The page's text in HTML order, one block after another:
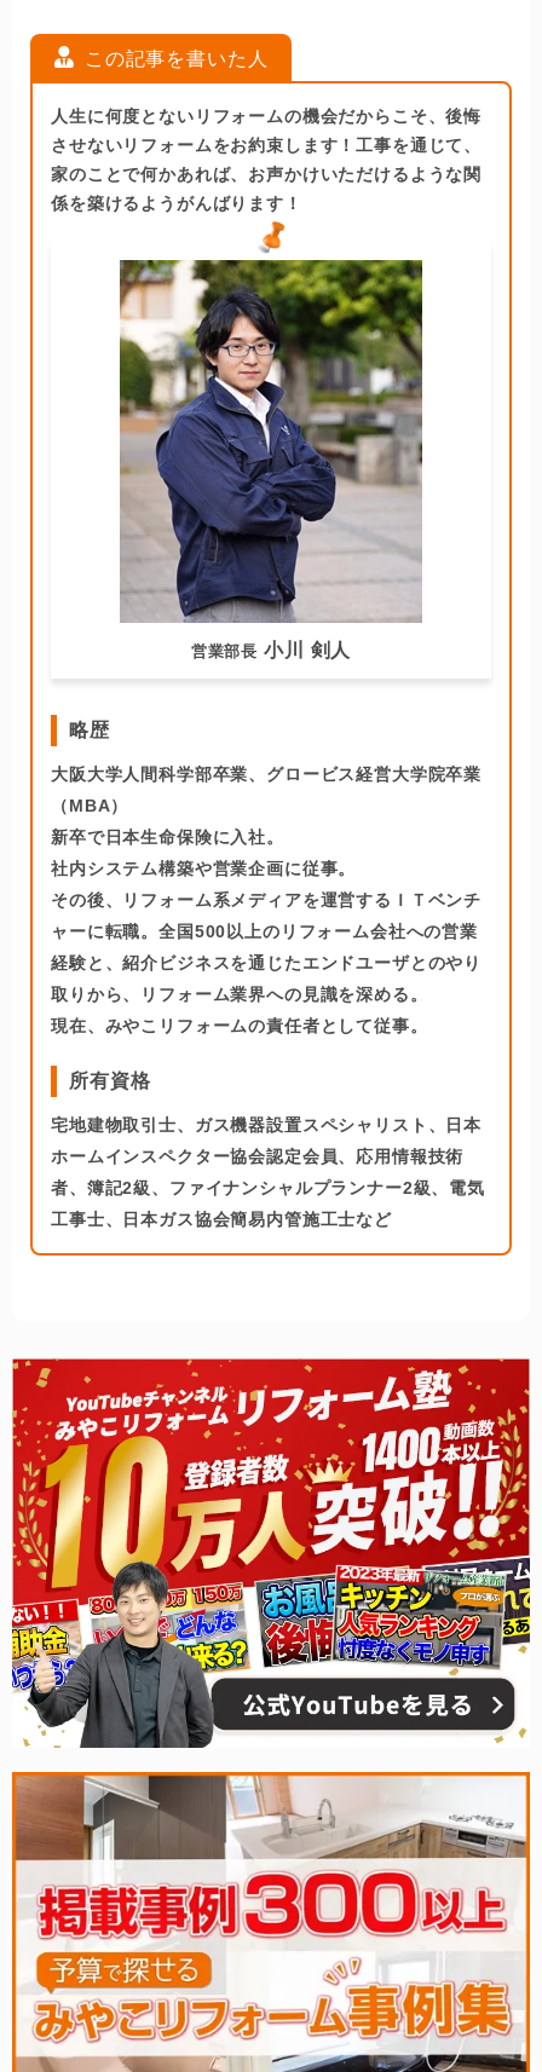
この記事を書いた人
人生に何度とないリフォームの機会だからこそ、後悔
させないリフォームをお約束します！工事を通じて、
家のことで何かあれば、お声かけいただけるような関
係を築けるようがんばります！
営業部長 小川 剣人
略歴
大阪大学人間科学部卒業、グロービス経営大学院卒業
（MBA）
新卒で日本生命保険に入社。
社内システム構築や営業企画に従事。
その後、リフォーム系メディアを運営するＩＴベンチ
ャーに転職。全国500以上のリフォーム会社への営業
経験と、紹介ビジネスを通じたエンドユーザとのやり
取りから、リフォーム業界への見識を深める。
現在、みやこリフォームの責任者として従事。
所有資格
宅地建物取引士、ガス機器設置スペシャリスト、日本
ホームインスペクター協会認定会員、応用情報技術
者、簿記2級、ファイナンシャルプランナー2級、電気
工事士、日本ガス協会簡易内管施工士など